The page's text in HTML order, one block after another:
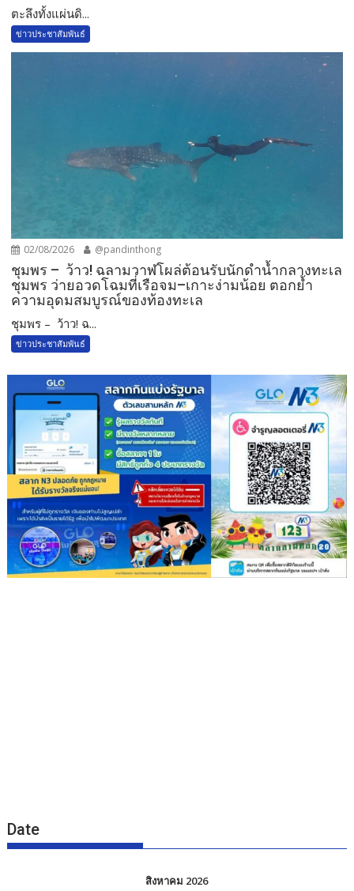
​ตะลึงทั้งแผ่นดิ...
ข่าวประชาสัมพันธ์
02/08/2026 @pandinthong
ชุมพร – ว้าว! ฉลามวาฬโผล่ต้อนรับนักดำน้ำกลางทะเล
ชุมพร ว่ายอวดโฉมที่เรือจม–เกาะง่ามน้อย ตอกย้ำ
ความอุดมสมบูรณ์ของท้องทะเล
ชุมพร – ว้าว! ฉ...
ข่าวประชาสัมพันธ์
Date
สิงหาคม 2026